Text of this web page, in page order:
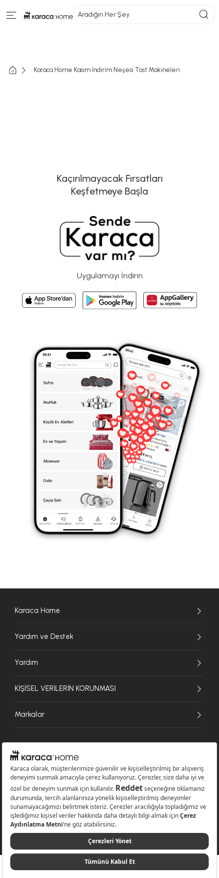
Aradığın Her Şey
Karaca Home Kasım İndirim Neşesi Tost Makineleri
Kaçırılmayacak Fırsatları
Keşfetmeye Başla
Uygulamayı İndirin
Karaca Home
Yardım ve Destek
Yardım
KİŞİSEL VERİLERİN KORUNMASI
Markalar
© 2026 Karaca Home Collection Tekstil Sanayi ve Ticaret A.Ş. - Tüm hakları
saklıdır.